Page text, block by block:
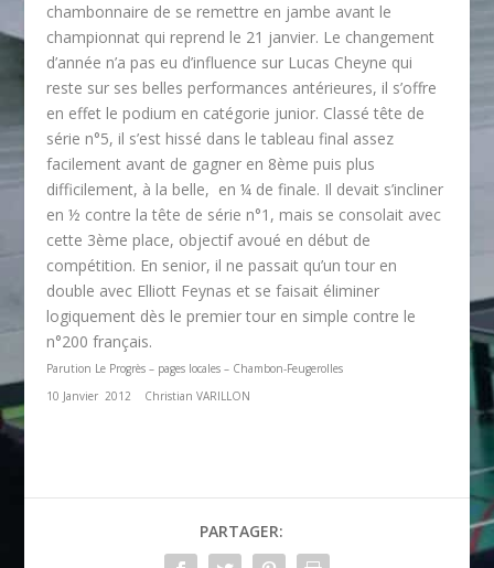
chambonnaire de se remettre en jambe avant le
championnat qui reprend le 21 janvier. Le changement
d’année n’a pas eu d’influence sur Lucas Cheyne qui
reste sur ses belles performances antérieures, il s’offre
en effet le podium en catégorie junior. Classé tête de
série n°5, il s’est hissé dans le tableau final assez
facilement avant de gagner en 8ème puis plus
difficilement, à la belle, en ¼ de finale. Il devait s’incliner
en ½ contre la tête de série n°1, mais se consolait avec
cette 3ème place, objectif avoué en début de
compétition. En senior, il ne passait qu’un tour en
double avec Elliott Feynas et se faisait éliminer
logiquement dès le premier tour en simple contre le
n°200 français.
Parution Le Progrès – pages locales – Chambon-Feugerolles
10 Janvier 2012 Christian VARILLON
PARTAGER: